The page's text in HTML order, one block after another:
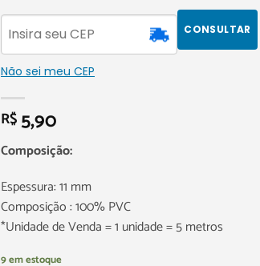
CONSULTAR
Não sei meu CEP
R$5,90
Composição:
Espessura: 11 mm
Composição : 100% PVC
*Unidade de Venda = 1 unidade = 5 metros
9 em estoque